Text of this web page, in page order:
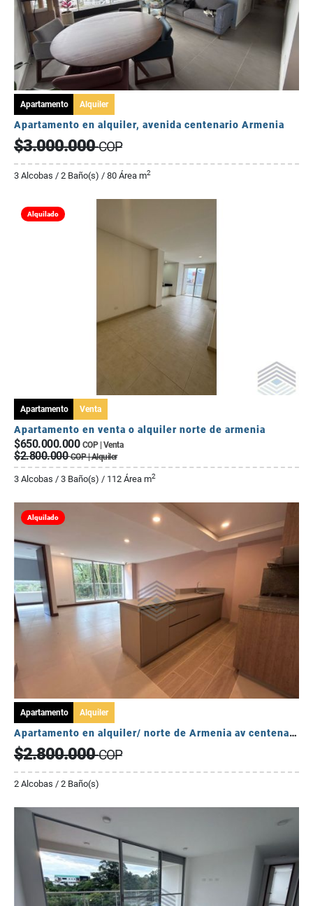
Apartamento Alquiler
Apartamento en alquiler, avenida centenario Armenia
$3.000.000COP
3 Alcobas / 2 Baño(s) / 80 Área m2
Alquilado
Apartamento Venta
Apartamento en venta o alquiler norte de armenia
$650.000.000 COP | Venta
$2.800.000COP | Alquiler
3 Alcobas / 3 Baño(s) / 112 Área m2
Alquilado
Apartamento Alquiler
Apartamento en alquiler/ norte de Armenia av centenario
$2.800.000COP
2 Alcobas / 2 Baño(s)